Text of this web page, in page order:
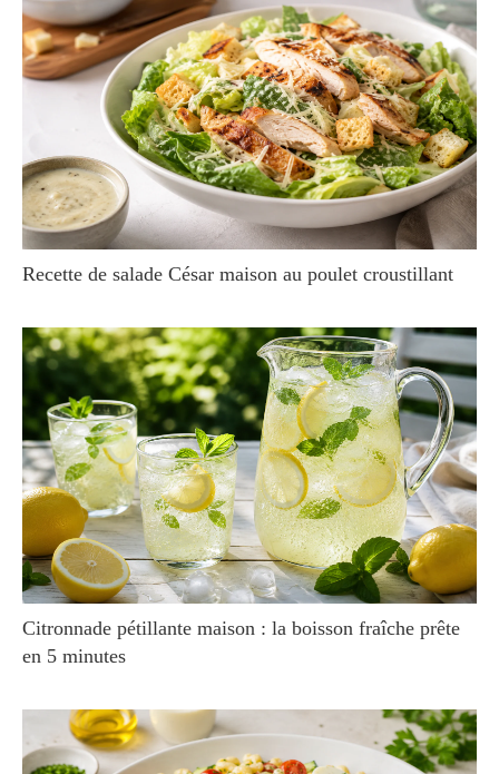
Recette de salade César maison au poulet croustillant
Citronnade pétillante maison : la boisson fraîche prête
en 5 minutes